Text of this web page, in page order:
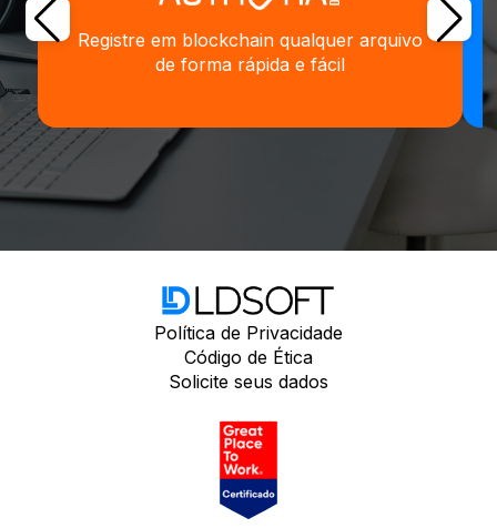
Registre em blockchain qualquer arquivo
de forma rápida e fácil
Política de Privacidade
Código de Ética
Solicite seus dados